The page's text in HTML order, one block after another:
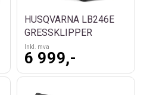
HUSQVARNA LB246E
GRESSKLIPPER
Inkl. mva
6 999,-